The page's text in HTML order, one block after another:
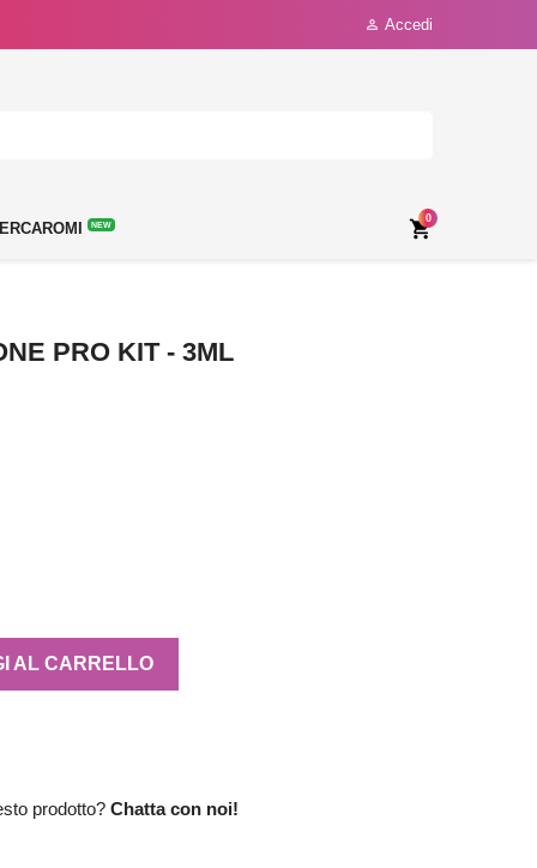
 Accedi
NEW 
0
PRO KIT - 3ML
AL CARRELLO
prodotto? Chatta con noi!